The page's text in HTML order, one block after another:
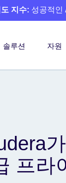
지수: 성공적인
솔루션 자원
프라